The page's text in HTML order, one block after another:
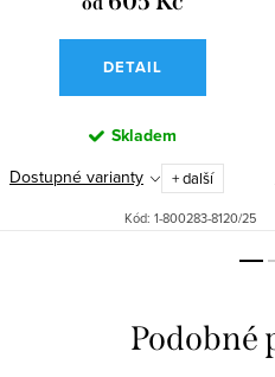
DETAIL
Skladem
Dostupné varianty + další
Kód: 1-800283-8120/25